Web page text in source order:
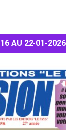
16 AU 22-01-2026